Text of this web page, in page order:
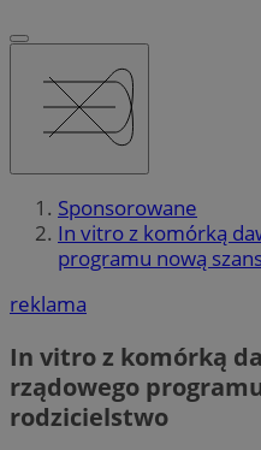
Sponsorowane
In vitro z komórką
programu nową
reklama
In vitro z komórką
rządowego
rodzicielstwo